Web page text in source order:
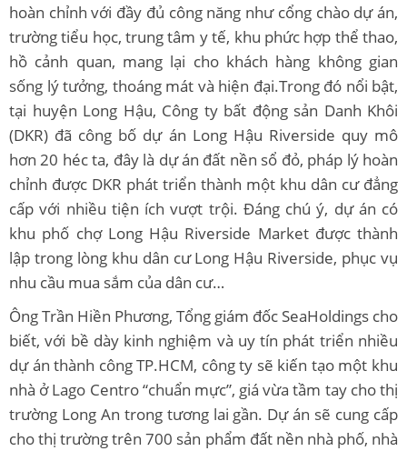
hoàn chỉnh với đầy đủ công năng như cổng chào dự án,
trường tiểu học, trung tâm y tế, khu phức hợp thể thao,
hồ cảnh quan, mang lại cho khách hàng không gian
sống lý tưởng, thoáng mát và hiện đại.Trong đó nổi bật,
tại huyện Long Hậu, Công ty bất động sản Danh Khôi
(DKR) đã công bố dự án Long Hậu Riverside quy mô
hơn 20 héc ta, đây là dự án đất nền sổ đỏ, pháp lý hoàn
chỉnh được DKR phát triển thành một khu dân cư đẳng
cấp với nhiều tiện ích vượt trội. Đáng chú ý, dự án có
khu phố chợ Long Hậu Riverside Market được thành
lập trong lòng khu dân cư Long Hậu Riverside, phục vụ
nhu cầu mua sắm của dân cư…
Ông Trần Hiền Phương, Tổng giám đốc SeaHoldings cho
biết, với bề dày kinh nghiệm và uy tín phát triển nhiều
dự án thành công TP.HCM, công ty sẽ kiến tạo một khu
nhà ở Lago Centro “chuẩn mực”, giá vừa tầm tay cho thị
trường Long An trong tương lai gần. Dự án sẽ cung cấp
cho thị trường trên 700 sản phẩm đất nền nhà phố, nhà